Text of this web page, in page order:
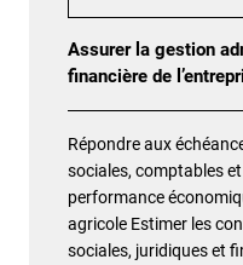
Assurer la gestion
financière de
Répondre aux
sociales, comptables
performance
agricole Estimer les
sociales, juridiques et